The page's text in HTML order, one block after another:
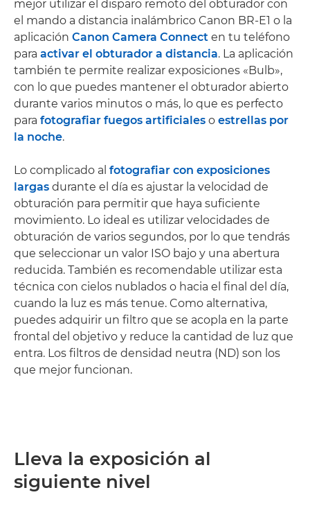
mejor utilizar el disparo remoto del obturador con
el mando a distancia inalámbrico Canon BR-E1 o la
aplicación Canon Camera Connect en tu teléfono
para activar el obturador a distancia. La aplicación
también te permite realizar exposiciones «Bulb»,
con lo que puedes mantener el obturador abierto
durante varios minutos o más, lo que es perfecto
para fotografiar fuegos artificiales o estrellas por
la noche.
Lo complicado al fotografiar con exposiciones
largas durante el día es ajustar la velocidad de
obturación para permitir que haya suficiente
movimiento. Lo ideal es utilizar velocidades de
obturación de varios segundos, por lo que tendrás
que seleccionar un valor ISO bajo y una abertura
reducida. También es recomendable utilizar esta
técnica con cielos nublados o hacia el final del día,
cuando la luz es más tenue. Como alternativa,
puedes adquirir un filtro que se acopla en la parte
frontal del objetivo y reduce la cantidad de luz que
entra. Los filtros de densidad neutra (ND) son los
que mejor funcionan.
Lleva la exposición al
siguiente nivel